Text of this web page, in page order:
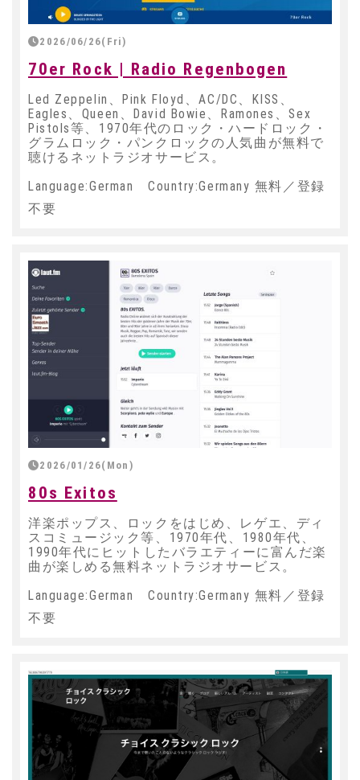
2026/06/26(Fri)
70er Rock | Radio Regenbogen
Led Zeppelin、Pink Floyd、AC/DC、KISS、
Eagles、Queen、David Bowie、Ramones、Sex
Pistols等、1970年代のロック・ハードロック・
グラムロック・パンクロックの人気曲が無料で
聴けるネットラジオサービス。
Language:German Country:Germany 無料／登録
不要
2026/01/26(Mon)
80s Exitos
洋楽ポップス、ロックをはじめ、レゲエ、ディ
スコミュージック等、1970年代、1980年代、
1990年代にヒットしたバラエティーに富んだ楽
曲が楽しめる無料ネットラジオサービス。
Language:German Country:Germany 無料／登録
不要